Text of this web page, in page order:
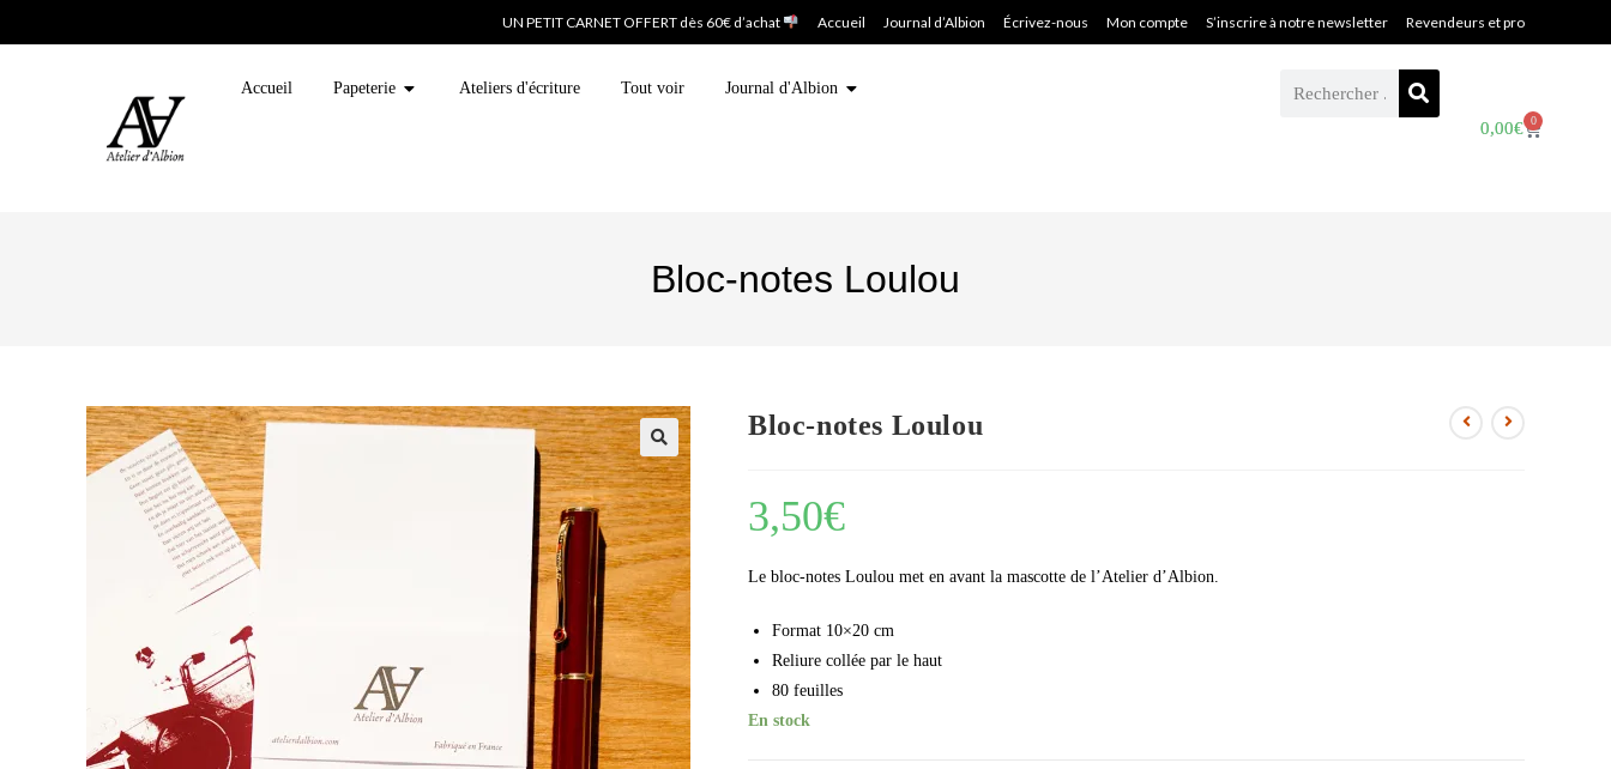
UN PETIT CARNET OFFERT dès 60€ d’achat Accueil Journal d’Albion Écrivez-nous Mon compte S’inscrire à notre newsletter Revendeurs et pro
Accueil Papeterie Ateliers d'écriture Tout voir Journal d'Albion
0,00€ 0
Bloc-notes Loulou
Bloc-notes Loulou
3,50€
Le bloc-notes Loulou met en avant la mascotte de l’Atelier d’Albion.
Format 10×20 cm
Reliure collée par le haut
80 feuilles
En stock